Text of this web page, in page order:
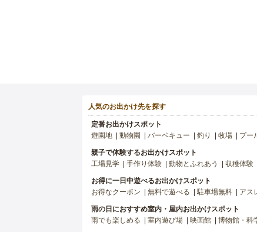
人気のお出かけ先を探す
定番お出かけスポット
遊園地
動物園 バーベキュー 釣り 牧場 プー
親子で体験するお出かけスポット
工場見学
手作り体験 動物とふれあう 収穫体験
お得に一日中遊べるお出かけスポット
お得なクーポン
無料で遊べる 駐車場無料 アス
雨の日におすすめ室内・屋内お出かけスポット
雨でも楽しめる
室内遊び場 映画館 博物館・科